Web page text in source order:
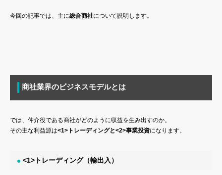
今回の記事では、主に総合商社について説明します。
商社業界のビジネスモデルとは
では、仲介役である商社がどのように収益を生み出すのか。
その主な利益源は<1>トレーディングと<2>事業投資になります。
<1>トレーディング（輸出入）